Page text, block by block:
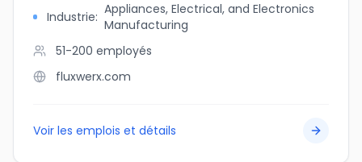
Industrie: Appliances, Electrical, and Electronics
Manufacturing
51-200 employés
fluxwerx.com
Voir les emplois et détails